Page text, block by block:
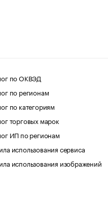
по ОКВЭД
по регионам
по категориям
торговых марок
ИП по регионам
использования сервиса
использования изображений